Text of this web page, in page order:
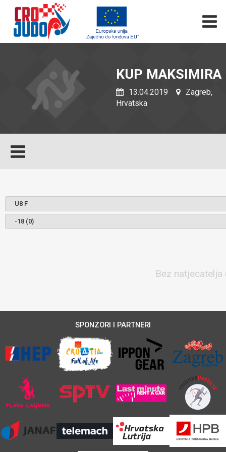
KUP MAKSIMIRA
13.04.2019
Zagreb,
Hrvatska
Bez
SPONZORI I PARTNERI